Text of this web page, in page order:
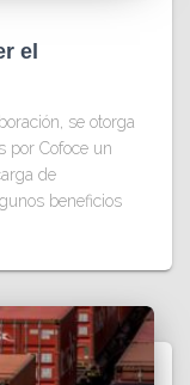
el
se otorga
por Cofoce un
de
beneficios